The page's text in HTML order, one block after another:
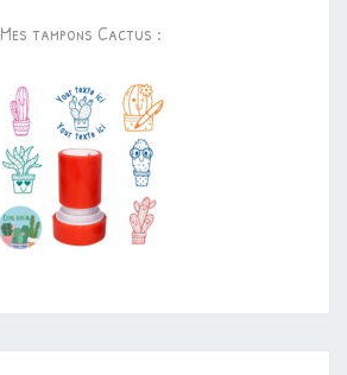
Mes tampons Cactus :